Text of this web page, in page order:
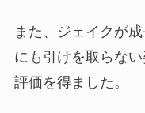
また、ジェイクが
にも引けを取らな
評価を得ました。